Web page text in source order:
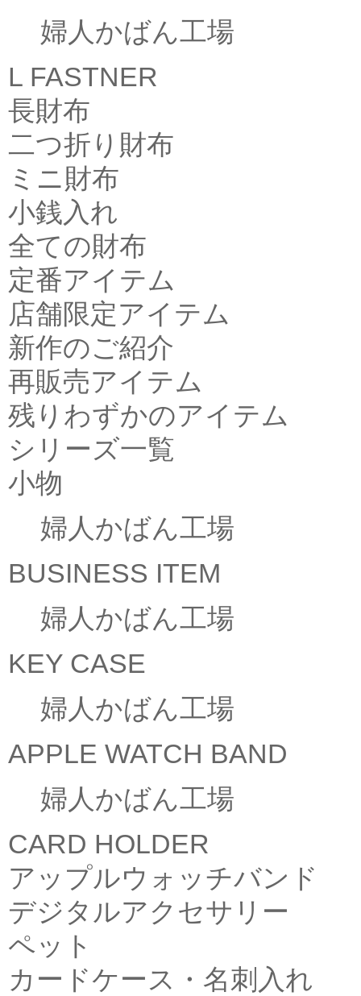
婦人かばん工場
L FASTNER
長財布
二つ折り財布
ミニ財布
小銭入れ
全ての財布
定番アイテム
店舗限定アイテム
新作のご紹介
再販売アイテム
残りわずかのアイテム
シリーズ一覧
小物
婦人かばん工場
BUSINESS ITEM
婦人かばん工場
KEY CASE
婦人かばん工場
APPLE WATCH BAND
婦人かばん工場
CARD HOLDER
アップルウォッチバンド
デジタルアクセサリー
ペット
カードケース・名刺入れ